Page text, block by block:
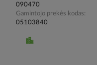
090470
Gamintojo prekės kodas
05103840